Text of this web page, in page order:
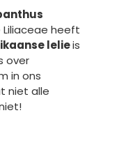
Liliaceae heeft
lelieis
over
in ons
niet alle